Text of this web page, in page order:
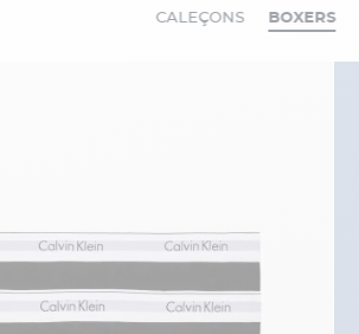
CALEÇONS BOXERS